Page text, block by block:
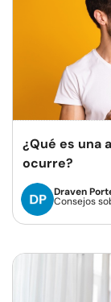
¿Qué es una
ocurre?
Draven
Consejos